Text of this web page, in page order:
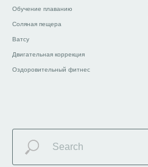
Обучение плаванию
Соляная пещера
Ватсу
Двигательная коррекция
Оздоровительный фитнес